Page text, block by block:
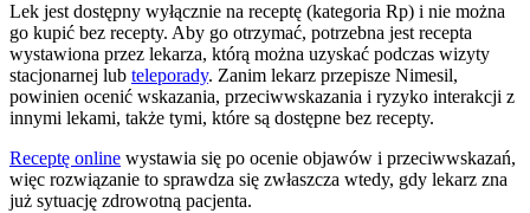
Lek jest dostępny wyłącznie na receptę (kategoria Rp) i nie można
go kupić bez recepty. Aby go otrzymać, potrzebna jest recepta
wystawiona przez lekarza, którą można uzyskać podczas wizyty
stacjonarnej lub teleporady. Zanim lekarz przepisze Nimesil,
powinien ocenić wskazania, przeciwwskazania i ryzyko interakcji z
innymi lekami, także tymi, które są dostępne bez recepty.
Receptę online wystawia się po ocenie objawów i przeciwwskazań,
więc rozwiązanie to sprawdza się zwłaszcza wtedy, gdy lekarz zna
już sytuację zdrowotną pacjenta.